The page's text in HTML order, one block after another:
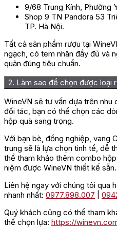
9/68 Trung Kính, Phường
Shop 9 TN Pandora 53
TP. Hà Nội.
Tất cả sản phẩm rượu tại
ngạch, có tem nhãn đầy đủ và
quản đúng tiêu chuẩn.
2. Làm sao để chọn được loại
WineVN sẽ tư vấn dựa trên nhu
đối tác, bạn có thể chọn các
hộp quà sang trọng.
Với bạn bè, đồng nghiệp, vang
trung sẽ là lựa chọn tinh tế, dễ
thể tham khảo thêm combo
niệm được WineVN thiết kế sẵn.
Liên hệ ngay với chúng tôi qua
nhanh nhất: 0977.898.007
Quý khách cũng có thể tham
thể chọn lựa: https://